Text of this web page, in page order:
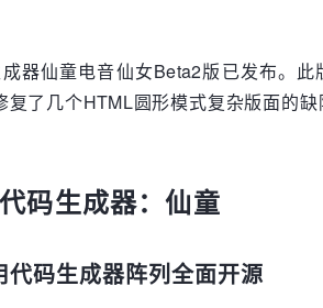
器仙童电音仙女Beta2版已发布。此
复了几个HTML圆形模式复杂版面的
码生成器：仙童
代码生成器阵列全面开源